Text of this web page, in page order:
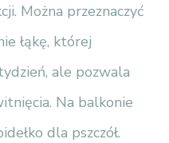
Można przeznaczyć
łąkę, której
ale pozwala
Na balkonie
dla pszczół.